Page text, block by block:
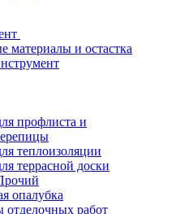
материалы и остастка
профлиста и
теплоизоляции
террасной доски
опалубка
отделочных работ